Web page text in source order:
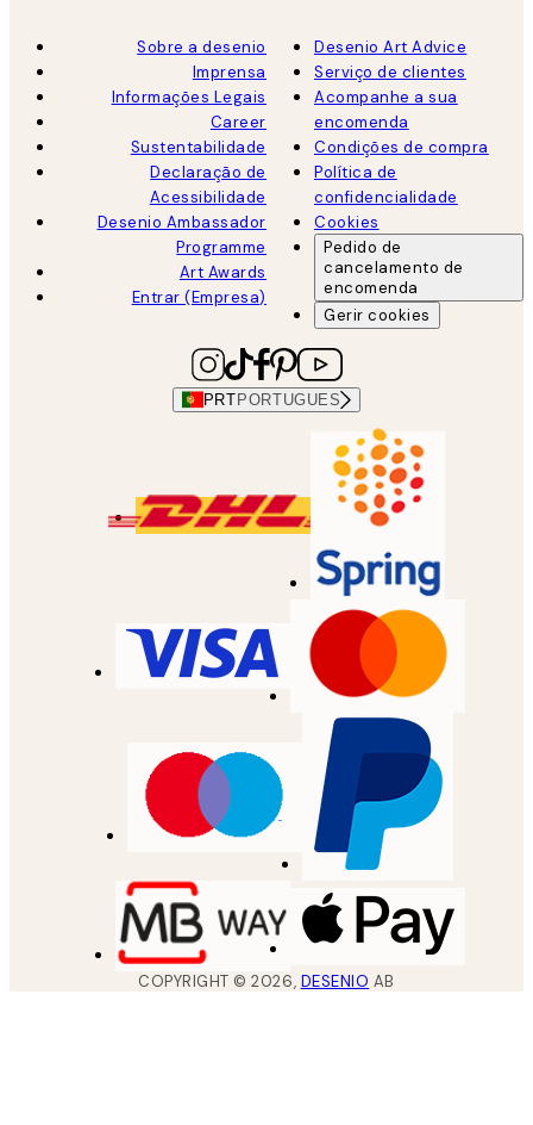
Sobre a desenio
Imprensa
Informações Legais
Career
Sustentabilidade
Declaração de
Acessibilidade
Desenio Ambassador
Programme
Art Awards
Entrar (Empresa)
Desenio Art Advice
Serviço de clientes
Acompanhe a sua
encomenda
Condições de compra
Política de
confidencialidade
Cookies
Pedido de
cancelamento de
encomenda
Gerir cookies
PRT PORTUGUES
COPYRIGHT ©2026, DESENIO AB